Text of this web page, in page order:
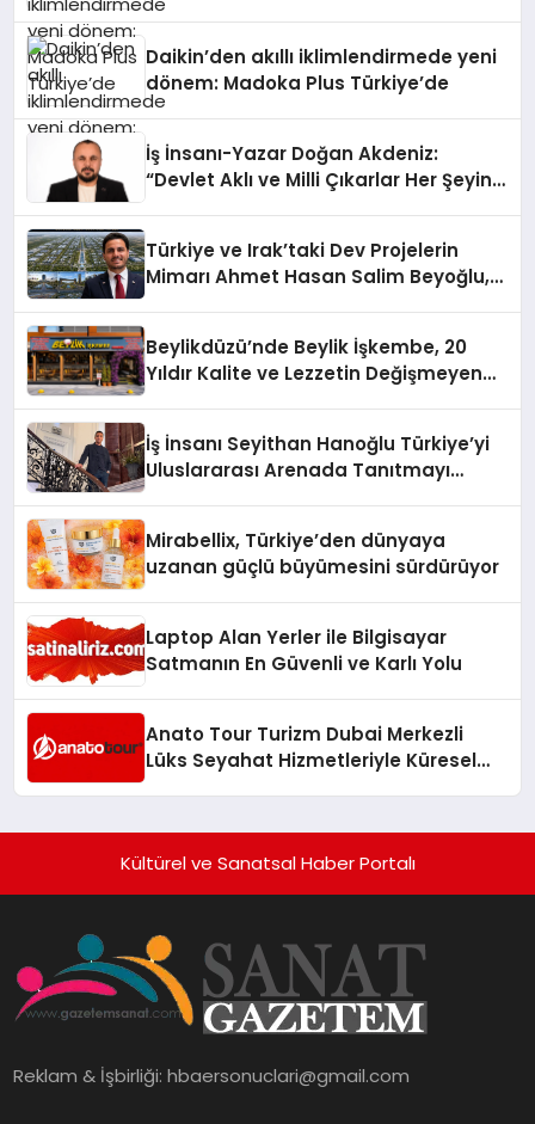
Daikin’den akıllı iklimlendirmede yeni
dönem: Madoka Plus Türkiye’de
İş İnsanı-Yazar Doğan Akdeniz:
“Devlet Aklı ve Milli Çıkarlar Her Şeyin
Türkiye ve Irak’taki Dev Projelerin
Mimarı Ahmet Hasan Salim Beyoğlu,
Hayata Geçirecek
Beylikdüzü’nde Beylik İşkembe, 20
Yıldır Kalite ve Lezzetin Değişmeyen
İş İnsanı Seyithan Hanoğlu Türkiye’yi
Uluslararası Arenada Tanıtmayı
Mirabellix, Türkiye’den dünyaya
uzanan güçlü büyümesini sürdürüyor
Laptop Alan Yerler ile Bilgisayar
Satmanın En Güvenli ve Karlı Yolu
Anato Tour Turizm Dubai Merkezli
Lüks Seyahat Hizmetleriyle Küresel
Kültürel ve Sanatsal Haber Portalı
Reklam & İşbirliği:hbaersonuclari@gmail.com